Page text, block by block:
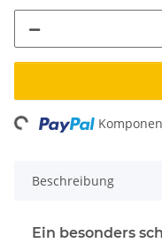
Beschreibung
Ein besonders